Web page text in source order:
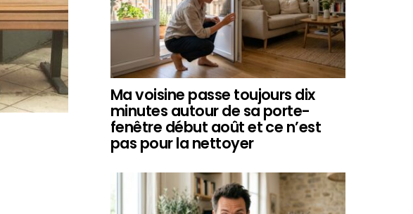
Ma voisine passe toujours dix
minutes autour de sa porte-
fenêtre début août et ce n’est
pas pour la nettoyer